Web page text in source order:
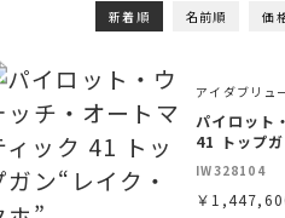
新着順 名前順 価
アイダブリュ
パイロット
41 トップ
IW328104
￥